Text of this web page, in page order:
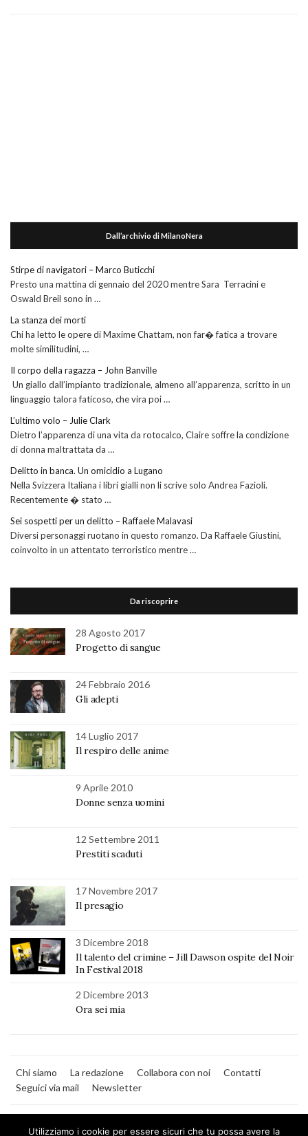
Dall’archivio di MilanoNera
Stirpe di navigatori – Marco Buticchi
Presto una mattina di gennaio del 2020 mentre Sara Terracini e
Oswald Breil sono in …
La stanza dei morti
Chi ha letto le opere di Maxime Chattam, non far� fatica a trovare
molte similitudini, …
Il corpo della ragazza – John Banville
Un giallo dall’impianto tradizionale, almeno all’apparenza, scritto in un
linguaggio talora faticoso, che vira poi …
L’ultimo volo – Julie Clark
Dietro l’apparenza di una vita da rotocalco, Claire soffre la condizione
di donna maltrattata da …
Delitto in banca. Un omicidio a Lugano
Nella Svizzera Italiana i libri gialli non li scrive solo Andrea Fazioli.
Recentemente � stato …
Sei sospetti per un delitto – Raffaele Malavasi
Diversi personaggi ruotano in questo romanzo. Da Raffaele Giustini,
coinvolto in un attentato terroristico mentre …
Da riscoprire
28 Agosto 2017
Progetto di sangue
24 Febbraio 2016
Gli adepti
14 Luglio 2017
Il respiro delle anime
9 Aprile 2010
Donne senza uomini
12 Settembre 2011
Prestiti scaduti
17 Novembre 2017
Il presagio
3 Dicembre 2018
Il talento del crimine – Jill Dawson ospite del Noir
In Festival 2018
2 Dicembre 2013
Ora sei mia
Chi siamo La redazione Collabora con noi
Contatti
Seguici via mail
Newsletter
Utilizziamo i cookie per essere sicuri che tu possa avere la